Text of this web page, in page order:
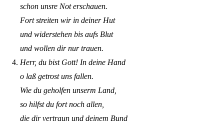
schon unsre Not erschauen.
Fort streiten wir in deiner Hut
und widerstehen bis aufs Blut
und wollen dir nur trauen.
Herr, du bist Gott! In deine Hand
o laß getrost uns fallen.
Wie du geholfen unserm Land,
so hilfst du fort noch allen,
die dir vertraun und deinem Bund